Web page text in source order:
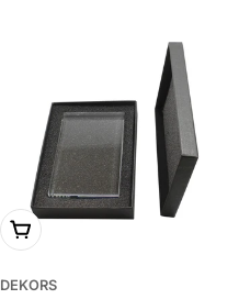
PIEVIENOT GROZAM
DEKORS